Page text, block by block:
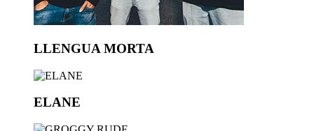
LLENGUA MORTA
ELANE